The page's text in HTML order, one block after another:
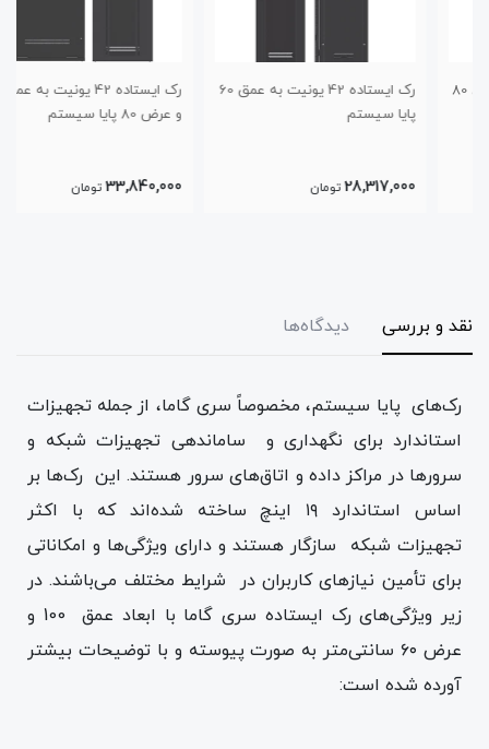
رک ایستاده 42 یونیت به عمق 60
پایا سیستم
28,317,000 تومان
رک ایستاده 42 یونیت به عمق 100
33,840,000 تومان
نقد و بررسی دیدگاه‌ها
رک‌های پایا سیستم، مخصوصاً سری گاما، از جمله تجهیزات
استاندارد برای نگهداری و ساماندهی تجهیزات شبکه و
سرورها در مراکز داده و اتاق‌های سرور هستند. این رک‌ها بر
اساس استاندارد ۱۹ اینچ ساخته شده‌اند که با اکثر
تجهیزات شبکه سازگار هستند و دارای ویژگی‌ها و امکاناتی
برای تأمین نیازهای کاربران در شرایط مختلف می‌باشند. در
زیر ویژگی‌های رک ایستاده سری گاما با ابعاد عمق 100 و
عرض ۶۰ سانتی‌متر به صورت پیوسته و با توضیحات بیشتر
آورده شده است: